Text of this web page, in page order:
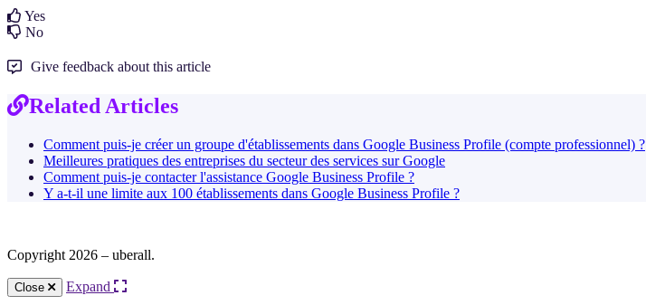
Yes
No
Give feedback about this article
Related Articles
Comment puis-je créer un groupe d'établissements dans Google Business Profile (compte professionnel) ?
Meilleures pratiques des entreprises du secteur des services sur Google
Comment puis-je contacter l'assistance Google Business Profile ?
Y a-t-il une limite aux 100 établissements dans Google Business Profile ?
Copyright 2026 – uberall.
Close Expand